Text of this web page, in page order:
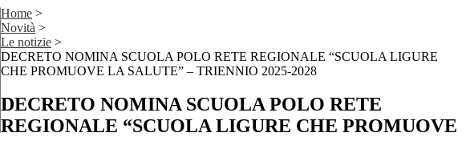
Home >
Novità >
Le notizie >
DECRETO NOMINA SCUOLA POLO RETE REGIONALE “SCUOLA LIGURE
CHE PROMUOVE LA SALUTE” – TRIENNIO 2025-2028
DECRETO NOMINA SCUOLA POLO RETE
REGIONALE “SCUOLA LIGURE CHE PROMUOVE